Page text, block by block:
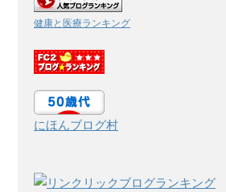
健康と医療ランキング
にほんブログ村